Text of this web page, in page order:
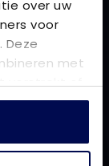
over uw
voor
Deze
met
verstrekt of
uw gebruik